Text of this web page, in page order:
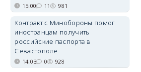
15:00 11 981
Контракт с Минобороны помог
иностранцам получить
российские паспорта в
Севастополе
14:03 0 928